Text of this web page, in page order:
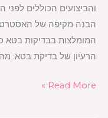
והביצועים הכוללים
הבנה מקיפה של
המומלצות בבדיקות בטא
הרעיון של בדיקת בטא:
Read More »